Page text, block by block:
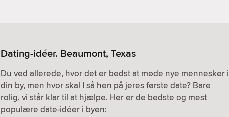
Dating-idéer. Beaumont, Texas
Du ved allerede, hvor det er bedst at møde nye mennesker i
din by, men hvor skal I så hen på jeres første date? Bare
rolig, vi står klar til at hjælpe. Her er de bedste og mest
populære date-idéer i byen: